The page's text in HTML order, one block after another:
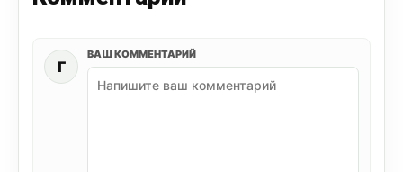
Г
ВАШ КОММЕНТАРИЙ